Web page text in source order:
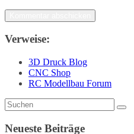
Verweise:
3D Druck Blog
CNC Shop
RC Modellbau Forum
Neueste Beiträge